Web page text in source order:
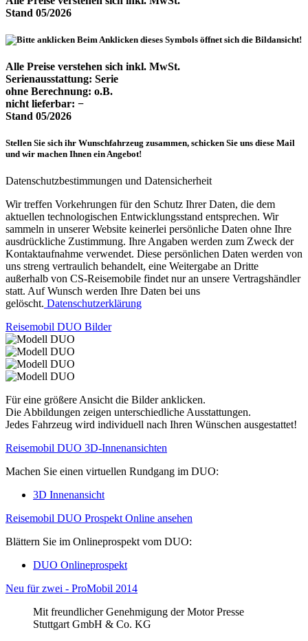
Stand 05/2026
Beim Anklicken dieses Symbols öffnet sich die Bildansicht!
Alle Preise verstehen sich inkl. MwSt.
Serienausstattung: Serie
ohne Berechnung: o.B.
nicht lieferbar: −
Stand 05/2026
Stellen Sie sich ihr Wunschfahrzeug zusammen, schicken Sie uns diese Mail
und wir machen Ihnen ein Angebot!
Datenschutzbestimmungen und Datensicherheit
Wir treffen Vorkehrungen für den Schutz Ihrer Daten, die dem
aktuellen technologischen Entwicklungsstand entsprechen. Wir
sammeln in unserer Website keinerlei persönliche Daten ohne Ihre
ausdrückliche Zustimmung. Ihre Angaben werden zum Zweck der
Kontaktaufnahme verwendet. Diese persönlichen Daten werden von
uns streng vertraulich behandelt, eine Weitergabe an Dritte
außerhalb von CS-Reisemobile findet nur an unsere Vertragshändler
statt. Auf Wunsch werden Ihre Daten bei uns
gelöscht. Datenschutzerklärung
Reisemobil DUO Bilder
Für eine größere Ansicht die Bilder anklicken.
Die Abbildungen zeigen unterschiedliche Ausstattungen.
Jedes Fahrzeug wird individuell nach Ihren Wünschen ausgestattet!
Reisemobil DUO 3D-Innenansichten
Machen Sie einen virtuellen Rundgang im DUO:
3D Innenansicht
Reisemobil DUO Prospekt Online ansehen
Blättern Sie im Onlineprospekt vom DUO:
DUO Onlineprospekt
Neu für zwei - ProMobil 2014
Mit freundlicher Genehmigung der Motor Presse
Stuttgart GmbH & Co. KG